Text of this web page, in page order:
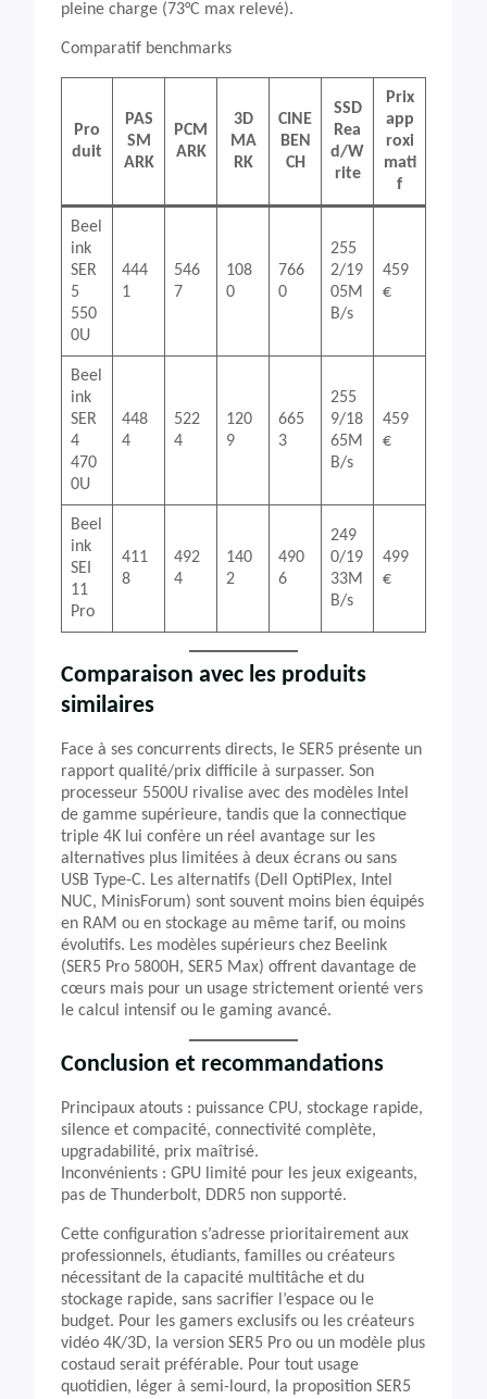
pleine charge (73°C max relevé).
Comparatif benchmarks
Pro
duit
PAS
SM
ARK
PCM
ARK
3D
MA
RK
CINE
BEN
CH
SSD
Rea
d/W
rite
Prix
app
roxi
mati
f
Beel
ink
SER
5
550
0U
444
1
546
7
108
0
766
0
255
2/19
05M
B/s
459
€
Beel
ink
SER
4
470
0U
448
4
522
4
120
9
665
3
255
9/18
65M
B/s
459
€
Beel
ink
SEI
11
Pro
411
8
492
4
140
2
490
6
249
0/19
33M
B/s
499
€
Comparaison avec les produits
similaires
Face à ses concurrents directs, le SER5 présente un
rapport qualité/prix difficile à surpasser. Son
processeur 5500U rivalise avec des modèles Intel
de gamme supérieure, tandis que la connectique
triple 4K lui confère un réel avantage sur les
alternatives plus limitées à deux écrans ou sans
USB Type-C. Les alternatifs (Dell OptiPlex, Intel
NUC, MinisForum) sont souvent moins bien équipés
en RAM ou en stockage au même tarif, ou moins
évolutifs. Les modèles supérieurs chez Beelink
(SER5 Pro 5800H, SER5 Max) offrent davantage de
cœurs mais pour un usage strictement orienté vers
le calcul intensif ou le gaming avancé.
Conclusion et recommandations
Principaux atouts : puissance CPU, stockage rapide,
silence et compacité, connectivité complète,
upgradabilité, prix maîtrisé.
Inconvénients : GPU limité pour les jeux exigeants,
pas de Thunderbolt, DDR5 non supporté.
Cette configuration s’adresse prioritairement aux
professionnels, étudiants, familles ou créateurs
nécessitant de la capacité multitâche et du
stockage rapide, sans sacrifier l’espace ou le
budget. Pour les gamers exclusifs ou les créateurs
vidéo 4K/3D, la version SER5 Pro ou un modèle plus
costaud serait préférable. Pour tout usage
quotidien, léger à semi-lourd, la proposition SER5